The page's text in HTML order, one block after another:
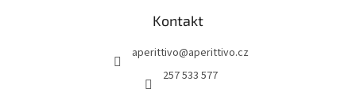
Kontakt
aperittivo@aperittivo.cz
257 533 577